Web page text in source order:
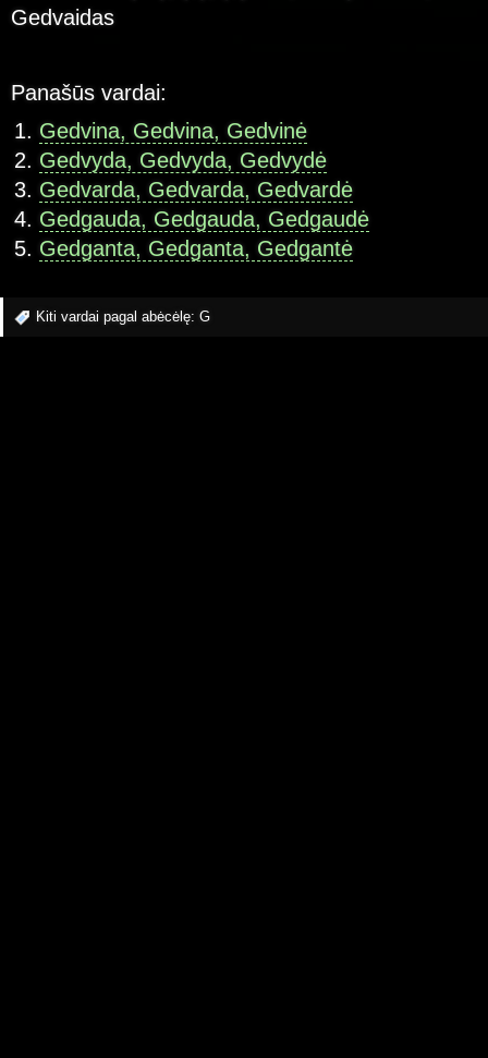
Gedvaidas
Panašūs vardai:
Gedvina, Gedvina, Gedvinė
Gedvyda, Gedvyda, Gedvydė
Gedvarda, Gedvarda, Gedvardė
Gedgauda, Gedgauda, Gedgaudė
Gedganta, Gedganta, Gedgantė
Kiti vardai pagal abėcėlę: G